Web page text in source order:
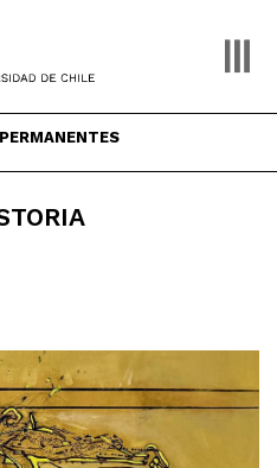
PERMANENTES